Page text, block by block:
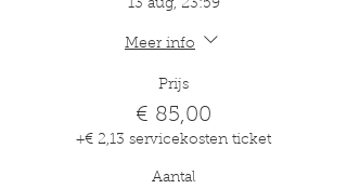
13 aug, 23:59
Meer info
Prijs
€ 85,00
+€ 2,13 servicekosten ticket
Aantal